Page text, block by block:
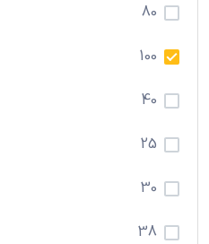
80
100
40
25
30
38